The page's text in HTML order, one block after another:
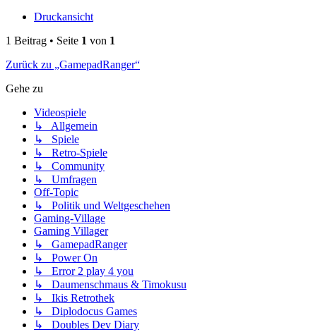
Druckansicht
1 Beitrag • Seite 1 von 1
Zurück zu „GamepadRanger“
Gehe zu
Videospiele
↳ Allgemein
↳ Spiele
↳ Retro-Spiele
↳ Community
↳ Umfragen
Off-Topic
↳ Politik und Weltgeschehen
Gaming-Village
Gaming Villager
↳ GamepadRanger
↳ Power On
↳ Error 2 play 4 you
↳ Daumenschmaus & Timokusu
↳ Ikis Retrothek
↳ Diplodocus Games
↳ Doubles Dev Diary